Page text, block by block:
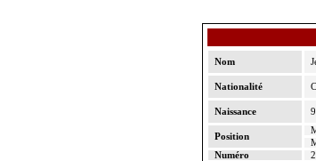
Nom
Nationalité
Naissance
Position
Numéro